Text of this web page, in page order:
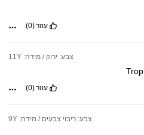
עוזר(0)
צבע: ירוק / מידה: 11Y
Trop
עוזר(0)
צבע: ריבוי צבעים / מידה: 9Y